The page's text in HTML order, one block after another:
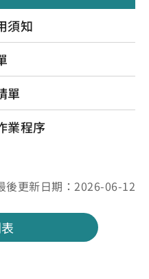
須知
單
業程序
後更新日期：2026-06-12